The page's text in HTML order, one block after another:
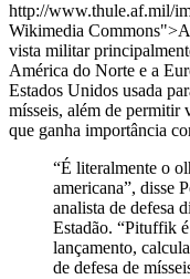
http://www.thule.af.mil/
Wikimedia
vista militar
América do Norte e a
Estados Unidos usada
mísseis, além de permitir
que ganha importância
“É literalmente o
americana”, disse
analista de defesa
Estadão. “Pituffik
lançamento,
de defesa de